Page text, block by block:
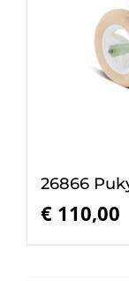
26866
€ 110,00